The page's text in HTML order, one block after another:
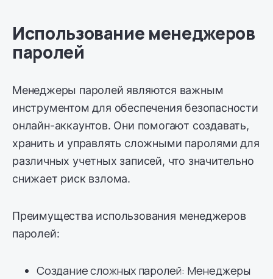
Использование менеджеров
паролей
Менеджеры паролей являются важным
инструментом для обеспечения безопасности
онлайн-аккаунтов. Они помогают создавать,
хранить и управлять сложными паролями для
различных учетных записей, что значительно
снижает риск взлома.
Преимущества использования менеджеров
паролей:
Создание сложных паролей: Менеджеры